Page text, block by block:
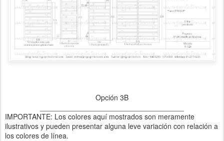
Opción 3B
IMPORTANTE: Los colores aquí mostrados son meramente
ilustrativos y pueden presentar alguna leve variación con relación a
los colores de línea.